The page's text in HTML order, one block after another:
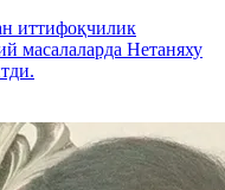
иттифоқчилик
масалаларда Нетаняху